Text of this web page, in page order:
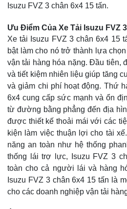
Isuzu FVZ 3 chân 6x4 15 tấn.
Ưu Điểm Của Xe Tải Isuzu FVZ
Xe tải Isuzu FVZ 3 chân 6x4 15
bật làm cho nó trở thành lựa
vận tải hàng hóa nặng. Đầu tiên,
và tiết kiệm nhiên liệu giúp tăng
và giảm chi phí hoạt động. Thứ
6x4 cung cấp sức mạnh và ổn
từ đường bằng phẳng đến địa
được thiết kế thoải mái với các
kiện làm việc thuận lợi cho tài
năng an toàn như hệ thống
thống lái trợ lực, Isuzu FVZ 3
toàn cho cả người lái và hàng
Isuzu FVZ 3 chân 6x4 15 tấn là
cho các doanh nghiệp vận tải